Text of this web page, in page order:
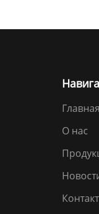
Главная
О нас